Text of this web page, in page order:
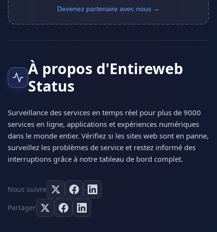
Devenez partenaire avec nous →
À propos d'Entireweb
Status
Surveillance des services en temps réel pour plus de 9000
services en ligne, applications et expériences numériques
dans le monde entier. Vérifiez si les sites web sont en panne,
surveillez les problèmes de service et restez informé des
interruptions grâce à notre tableau de bord complet.
Nous suivre
Partager